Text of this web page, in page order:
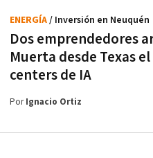
Dos emprendedores
Muerta desde Texas
centers de IA
ENERGÍA/ Inversión en Neuquén
PorIgnacio Ortiz